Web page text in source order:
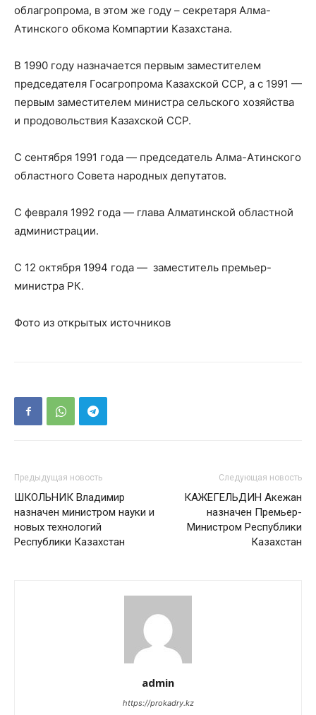
облагропрома, в этом же году – секретаря Алма-
Атинского обкома Компартии Казахстана.
В 1990 году назначается первым заместителем
председателя Госагропрома Казахской ССР, а с 1991 —
первым заместителем министра сельского хозяйства
и продовольствия Казахской ССР.
С сентября 1991 года — председатель Алма-Атинского
областного Совета народных депутатов.
С февраля 1992 года — глава Алматинской областной
администрации.
С 12 октября 1994 года — заместитель премьер-
министра РК.
Фото из открытых источников
Предыдущая новость
ШКОЛЬНИК Владимир
назначен министром науки и
новых технологий
Республики Казахстан
Следующая новость
КАЖЕГЕЛЬДИН Акежан
назначен Премьер-
Министром Республики
Казахстан
admin
https://prokadry.kz